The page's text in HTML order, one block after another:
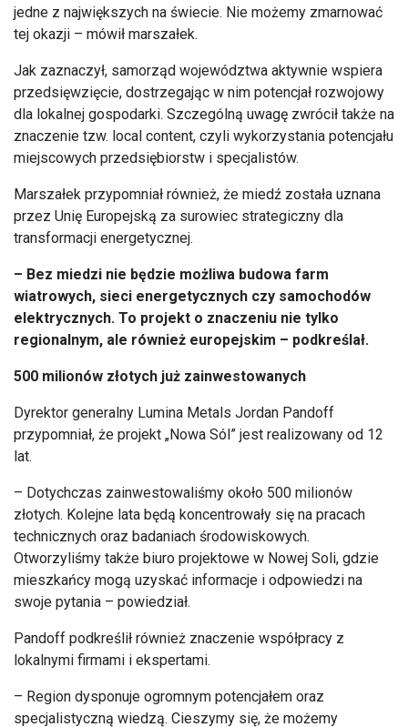
jedne z największych na świecie. Nie możemy zmarnować
tej okazji – mówił marszałek.
Jak zaznaczył, samorząd województwa aktywnie wspiera
przedsięwzięcie, dostrzegając w nim potencjał rozwojowy
dla lokalnej gospodarki. Szczególną uwagę zwrócił także na
znaczenie tzw. local content, czyli wykorzystania potencjału
miejscowych przedsiębiorstw i specjalistów.
Marszałek przypomniał również, że miedź została uznana
przez Unię Europejską za surowiec strategiczny dla
transformacji energetycznej.
– Bez miedzi nie będzie możliwa budowa farm
wiatrowych, sieci energetycznych czy samochodów
elektrycznych. To projekt o znaczeniu nie tylko
regionalnym, ale również europejskim – podkreślał.
500 milionów złotych już zainwestowanych
Dyrektor generalny Lumina Metals Jordan Pandoff
przypomniał, że projekt „Nowa Sól” jest realizowany od 12
lat.
– Dotychczas zainwestowaliśmy około 500 milionów
złotych. Kolejne lata będą koncentrowały się na pracach
technicznych oraz badaniach środowiskowych.
Otworzyliśmy także biuro projektowe w Nowej Soli, gdzie
mieszkańcy mogą uzyskać informacje i odpowiedzi na
swoje pytania – powiedział.
Pandoff podkreślił również znaczenie współpracy z
lokalnymi firmami i ekspertami.
– Region dysponuje ogromnym potencjałem oraz
specjalistyczną wiedzą. Cieszymy się, że możemy